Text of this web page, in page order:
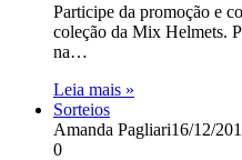
Participe da promoção e
coleção da Mix Helmets.
na…
Leia mais »
Sorteios
Amanda Pagliari16/12/
0